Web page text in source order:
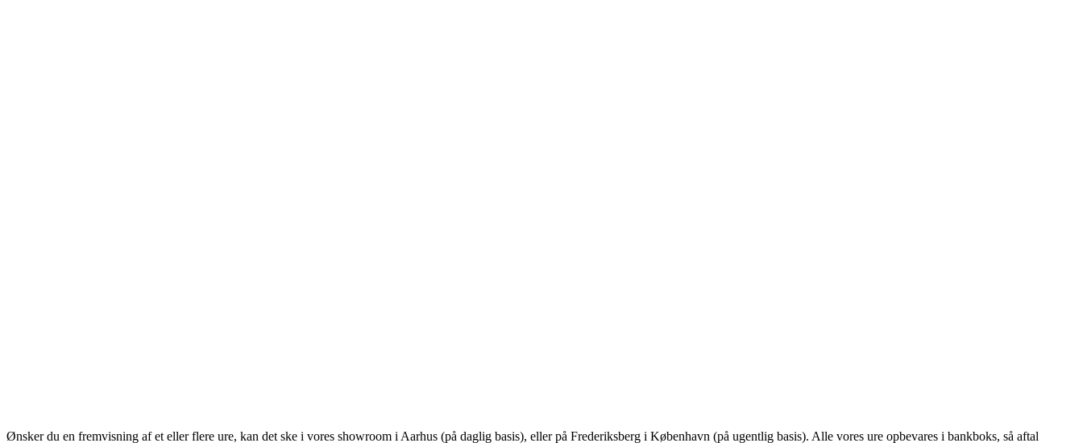
Ønsker du en fremvisning af et eller flere ure, kan det ske i vores showroom i Aarhus (på daglig basis), eller på Frederiksberg i København (på ugentlig basis). Alle vores ure opbevares i bankboks, så aftal